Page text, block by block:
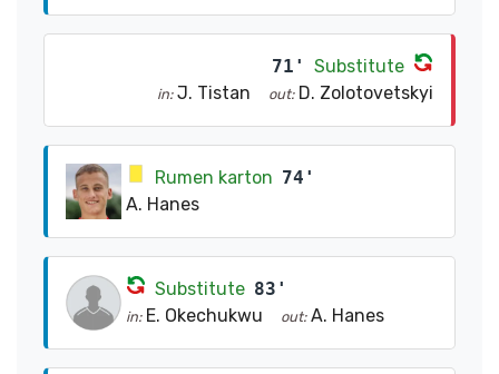
71' Substitute
in: J. Tistan out: D. Zolotovetskyi
Rumen karton 74'
A. Hanes
Substitute 83'
in: E. Okechukwu out: A. Hanes